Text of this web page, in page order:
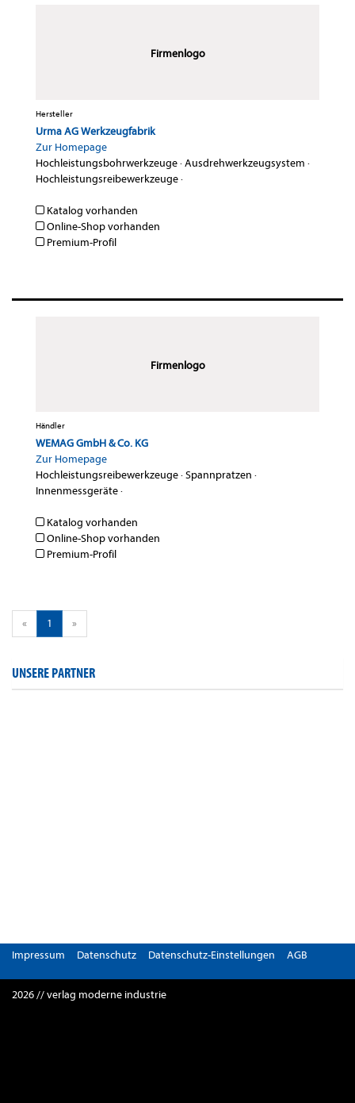
Firmenlogo
Hersteller
Urma AG Werkzeugfabrik
Zur Homepage
Hochleistungsbohrwerkzeuge·Ausdrehwerkzeugsystem ·
Hochleistungsreibewerkzeuge·
Katalog vorhanden
Online-Shop vorhanden
Premium-Profil
Firmenlogo
Händler
WEMAG GmbH & Co. KG
Zur Homepage
Hochleistungsreibewerkzeuge·Spannpratzen ·
Innenmessgeräte·
Katalog vorhanden
Online-Shop vorhanden
Premium-Profil
« 1 »
UNSERE PARTNER
Impressum Datenschutz Datenschutz-Einstellungen AGB
2026 // verlag moderne industrie